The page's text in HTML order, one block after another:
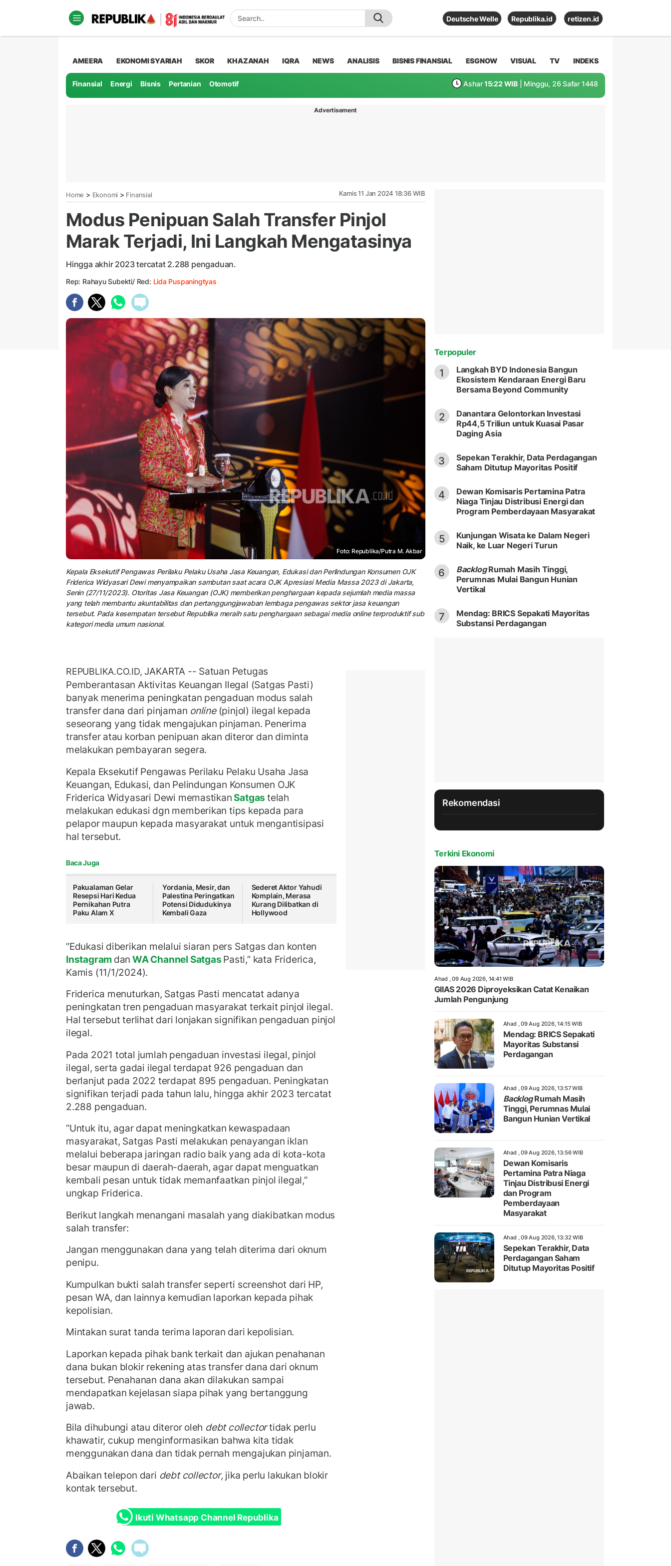
Deutsche Welle Republika.id retizen.id
AMEERA EKONOMI SYARIAH SKOR KHAZANAH IQRA NEWS ANALISIS BISNIS FINANSIAL ESGNOW VISUAL TV INDEKS
Finansial Energi Bisnis Pertanian Otomotif Ashar 15:22 WIB | Minggu, 26 Safar 1448
Advertisement
Home > Ekonomi > Finansial Kamis 11 Jan 2024 18:36 WIB
Modus Penipuan Salah Transfer Pinjol
Marak Terjadi, Ini Langkah Mengatasinya
Hingga akhir 2023 tercatat 2.288 pengaduan.
Rep: Rahayu Subekti/ Red: Lida Puspaningtyas
Foto: Republika/Putra M. Akbar
Kepala Eksekutif Pengawas Perilaku Pelaku Usaha Jasa Keuangan, Edukasi dan Perlindungan Konsumen OJK
Friderica Widyasari Dewi menyampaikan sambutan saat acara OJK Apresiasi Media Massa 2023 di Jakarta,
Senin (27/11/2023). Otoritas Jasa Keuangan (OJK) memberikan penghargaan kepada sejumlah media massa
yang telah membantu akuntabilitas dan pertanggungjawaban lembaga pengawas sektor jasa keuangan
tersebut. Pada kesempatan tersebut Republika meraih satu penghargaan sebagai media online terproduktif sub
kategori media umum nasional.
REPUBLIKA.CO.ID,JAKARTA -- Satuan Petugas
Pemberantasan Aktivitas Keuangan Ilegal (Satgas Pasti)
banyak menerima peningkatan pengaduan modus salah
transfer dana dari pinjaman online(pinjol) ilegal kepada
seseorang yang tidak mengajukan pinjaman. Penerima
transfer atau korban penipuan akan diteror dan diminta
melakukan pembayaran segera.
Kepala Eksekutif Pengawas Perilaku Pelaku Usaha Jasa
Keuangan, Edukasi, dan Pelindungan Konsumen OJK
Friderica Widyasari Dewi memastikanSatgas telah
melakukan edukasi dgn memberikan tips kepada para
pelapor maupun kepada masyarakat untuk mengantisipasi
hal tersebut.
Baca Juga
Pakualaman Gelar
Resepsi Hari Kedua
Pernikahan Putra
Paku Alam X
Yordania, Mesir, dan
Palestina Peringatkan
Potensi Didudukinya
Kembali Gaza
Sederet Aktor Yahudi
Komplain, Merasa
Kurang Dilibatkan di
Hollywood
“Edukasi diberikan melalui siaran pers Satgas dan konten
Instagram dan WA Channel Satgas Pasti,” kata Friderica,
Kamis (11/1/2024).
Friderica menuturkan, Satgas Pasti mencatat adanya
peningkatan tren pengaduan masyarakat terkait pinjol ilegal.
Hal tersebut terlihat dari lonjakan signifikan pengaduan pinjol
ilegal.
Pada 2021 total jumlah pengaduan investasi ilegal, pinjol
ilegal, serta gadai ilegal terdapat 926 pengaduan dan
berlanjut pada 2022 terdapat 895 pengaduan. Peningkatan
signifikan terjadi pada tahun lalu, hingga akhir 2023 tercatat
2.288 pengaduan.
“Untuk itu, agar dapat meningkatkan kewaspadaan
masyarakat, Satgas Pasti melakukan penayangan iklan
melalui beberapa jaringan radio baik yang ada di kota-kota
besar maupun di daerah-daerah, agar dapat menguatkan
kembali pesan untuk tidak memanfaatkan pinjol ilegal,”
ungkap Friderica.
Berikut langkah menangani masalah yang diakibatkan modus
salah transfer:
Jangan menggunakan dana yang telah diterima dari oknum
penipu.
Kumpulkan bukti salah transfer seperti screenshot dari HP,
pesan WA, dan lainnya kemudian laporkan kepada pihak
kepolisian.
Mintakan surat tanda terima laporan dari kepolisian.
Laporkan kepada pihak bank terkait dan ajukan penahanan
dana bukan blokir rekening atas transfer dana dari oknum
tersebut. Penahanan dana akan dilakukan sampai
mendapatkan kejelasan siapa pihak yang bertanggung
jawab.
Bila dihubungi atau diteror oleh debt collectortidak perlu
khawatir, cukup menginformasikan bahwa kita tidak
menggunakan dana dan tidak pernah mengajukan pinjaman.
Abaikan telepon dari debt collector, jika perlu lakukan blokir
kontak tersebut.
Ikuti Whatsapp Channel Republika
Terpopuler
1
Langkah BYD Indonesia Bangun
Ekosistem Kendaraan Energi Baru
Bersama Beyond Community
2
Danantara Gelontorkan Investasi
Rp44,5 Triliun untuk Kuasai Pasar
Daging Asia
3
Sepekan Terakhir, Data Perdagangan
Saham Ditutup Mayoritas Positif
4
Dewan Komisaris Pertamina Patra
Niaga Tinjau Distribusi Energi dan
Program Pemberdayaan Masyarakat
5
Kunjungan Wisata ke Dalam Negeri
Naik, ke Luar Negeri Turun
6 BacklogRumah Masih Tinggi,
Perumnas Mulai Bangun Hunian
Vertikal
7
Mendag: BRICS Sepakati Mayoritas
Substansi Perdagangan
Rekomendasi
Terkini Ekonomi
Ahad , 09 Aug 2026, 14:41 WIB
GIIAS 2026 Diproyeksikan Catat Kenaikan
Jumlah Pengunjung
Ahad , 09 Aug 2026, 14:15 WIB
Mendag: BRICS Sepakati
Mayoritas Substansi
Perdagangan
Ahad , 09 Aug 2026, 13:57 WIB
BacklogRumah Masih
Tinggi, Perumnas Mulai
Bangun Hunian Vertikal
Ahad , 09 Aug 2026, 13:56 WIB
Dewan Komisaris
Pertamina Patra Niaga
Tinjau Distribusi Energi
dan Program
Pemberdayaan
Masyarakat
Ahad , 09 Aug 2026, 13:32 WIB
Sepekan Terakhir, Data
Perdagangan Saham
Ditutup Mayoritas Positif